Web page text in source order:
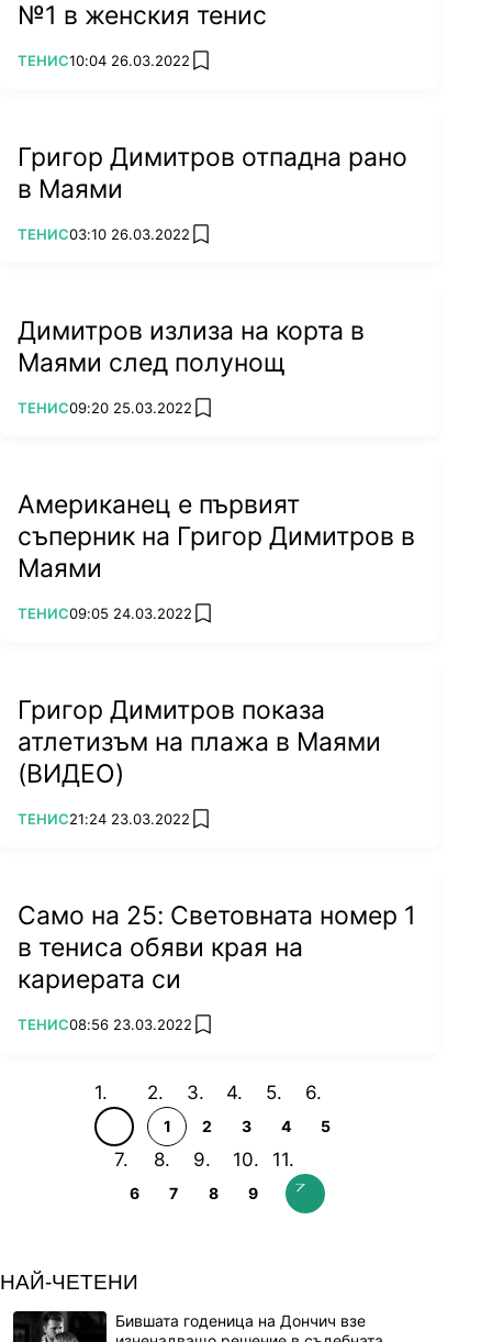
№1 в женския тенис
ПОВЕЧЕ ОТ
ТЕНИС10:04 26.03.2022 add favorites
Григор Димитров отпадна рано
в Маями
ПОВЕЧЕ ОТ
ТЕНИС03:10 26.03.2022 add favorites
Димитров излиза на корта в
Маями след полунощ
ПОВЕЧЕ ОТ
ТЕНИС09:20 25.03.2022 add favorites
Американец е първият
съперник на Григор Димитров в
Маями
ПОВЕЧЕ ОТ
ТЕНИС09:05 24.03.2022 add favorites
Григор Димитров показа
атлетизъм на плажа в Маями
(ВИДЕО)
ПОВЕЧЕ ОТ
ТЕНИС21:24 23.03.2022 add favorites
Само на 25: Световната номер 1
в тениса обяви края на
кариерата си
ПОВЕЧЕ ОТ
ТЕНИС08:56 23.03.2022 add favorites
1 2 3 4 5
6 7 8 9
НАЙ-ЧЕТЕНИ
Бившата годеница на Дончич взе